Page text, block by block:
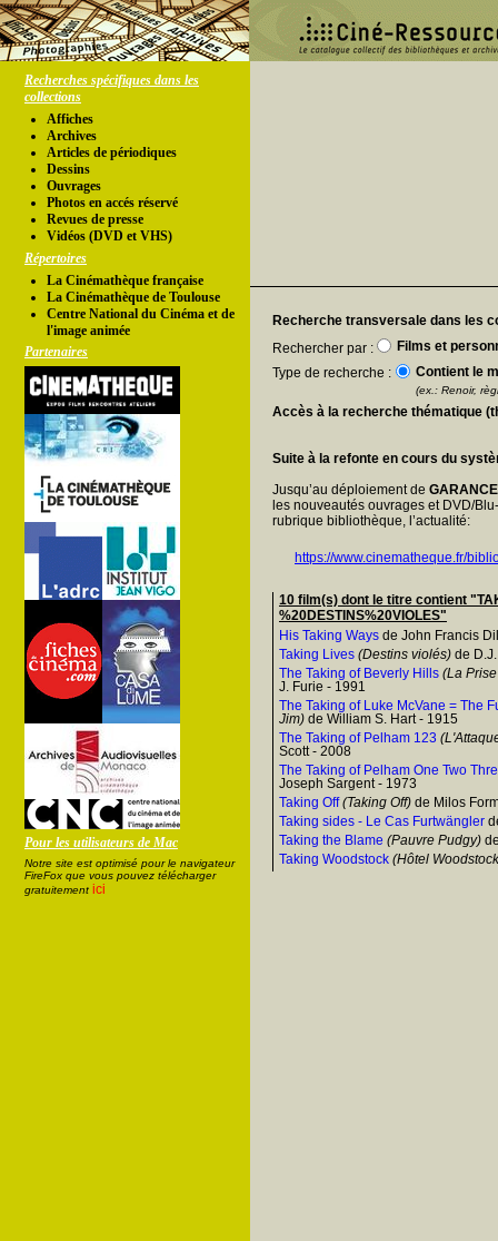
Recherches spécifiques dans les
collections
Affiches
Archives
Articles de périodiques
Dessins
Ouvrages
Photos en accés réservé
Revues de presse
Vidéos (DVD et VHS)
Répertoires
La Cinémathèque française
La Cinémathèque de Toulouse
Centre National du Cinéma et de
l'image animée
Partenaires
Pour les utilisateurs de Mac
Notre site est optimisé pour le navigateur
FireFox que vous pouvez télécharger
gratuitement ici
Recherche transversale dans les
Rechercher par :
Films et
Type de recherche :
Contient le
(ex.: Renoir,
Accès à la recherche thématique
Suite à la refonte en cours du
Jusqu’au déploiement de
les nouveautés ouvrages et DVD/
rubrique bibliothèque, l’actualité:
https://www.cinematheque.fr/
10 film(s) dont le titre contient
%20DESTINS%20VIOLES"
His Taking Ways de John Francis
Taking Lives (Destins violés) de
The Taking of Beverly Hills (La
J. Furie - 1991
The Taking of Luke McVane = The
Jim) de William S. Hart - 1915
The Taking of Pelham 123
Scott - 2008
The Taking of Pelham One Two
Joseph Sargent - 1973
Taking Off(Taking Off) de Milos
Taking sides - Le Cas Furtwängler
Taking the Blame (Pauvre Pudgy)
Taking Woodstock (Hôtel